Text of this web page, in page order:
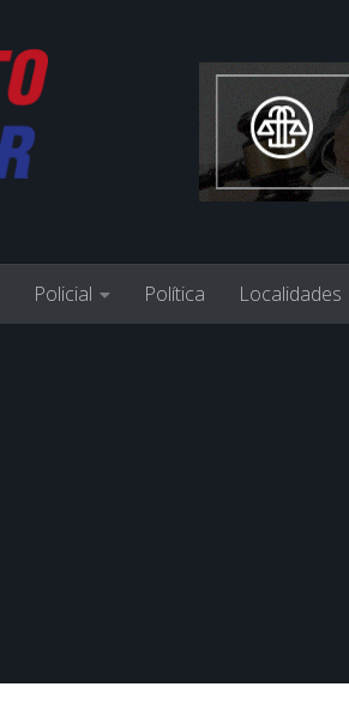
Policial Política Localidades